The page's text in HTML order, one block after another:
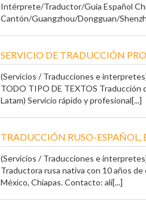
Intérprete/Traductor/Guía Español
Cantón/Guangzhou/Dongguan/
SERVICIO DE TRADUCCIÓN
(Servicios / Traducciones e
TODO TIPO DE TEXTOS Traducción
Latam) Servicio rápido y profesional[...]
TRADUCCIÓN RUSO-ESPAÑOL,
(Servicios / Traducciones e
Traductora rusa nativa con 10 años
México, Chiapas. Contacto: ali[...]